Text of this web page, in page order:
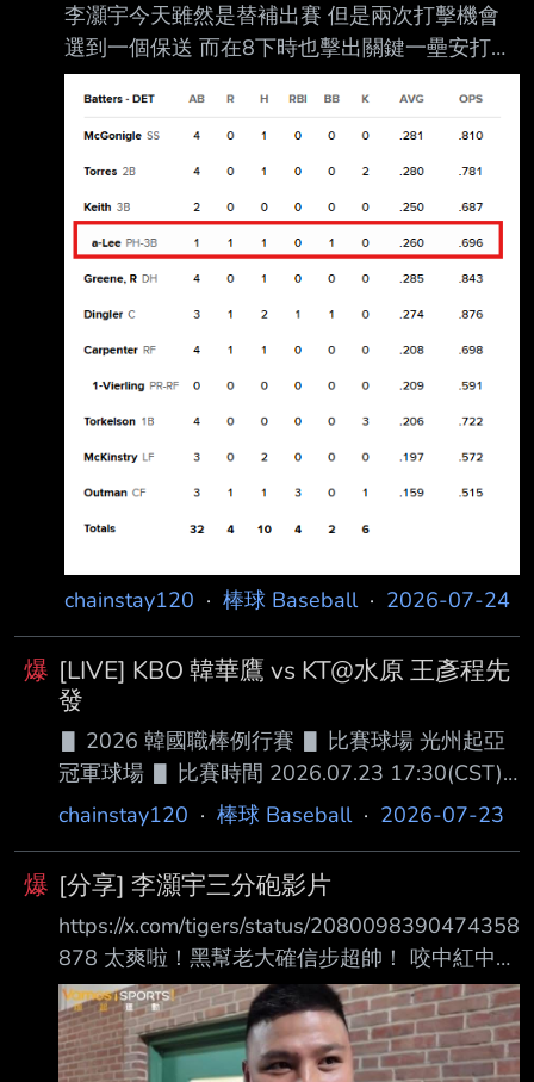
局面炸了鋼龍一發 將比數扳成1:1平手
https://www.youtube.com/watch?
v=5dWHUT2lo
李灝宇今天雖然是替補出賽 但是兩次打擊機會
選到一個保送 而在8下時也擊出關鍵一壘安打
https://i.imgur.com/Xrrd6wz.png Riley Greene
雖然擊出GO，但李灝宇趁這個機會推進到二壘
隨後由Dillon Dingler打擊，敲出二壘安打，李灝
宇也因此跑回超前分！ 終場老虎以4比3贏下皇
家！ -- 達妮婭是我的媽媽/老婆/女兒/好女孩...
https://i.imgur.com/CCrEwFQ.gif
https://i.imgur.com/EmUV5dz.gif htt
chainstay120 · 棒球 Baseball· 2026-07-24
爆 [LIVE] KBO 韓華鷹 vs KT@水原 王彥程先
發
▋ 2026 韓國職棒例行賽 ▋ 比賽球場 光州起亞
冠軍球場 ▋ 比賽時間 2026.07.23 17:30(CST)
韓華鷹(Hanwha Eagles) 41W-44L-3D(KBO#6)
#54 (L) LF .248 .329 .293 .622 33 0 10 6
２.Yonathan Perlaza#30 (S) RF .305 .412 .545
.957 99 18 57 8 ３.文 賢 彬#51 (L) CB .2
chainstay120 · 棒球 Baseball· 2026-07-23
爆 [分享] 李灝宇三分砲影片
https://x.com/tigers/status/2080098390474358
878 太爽啦！黑幫老大確信步超帥！ 咬中紅中直
接往左外野夯出去！ 目前老虎4比1先小熊！ 如
果這場贏下來應該有機會成為勝利打點！ -- 達妮
婭是我的媽媽/老婆/女兒/好女孩...